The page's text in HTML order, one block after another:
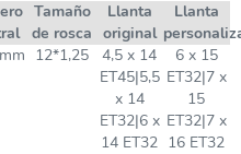
Tamaño
de rosca
Llanta
original
Llanta
12*1,25
4,5 x 14
ET45|5,5
x 14
ET32|6 x
14 ET32
6 x 15
ET32|7 x
15
ET32|7 x
16 ET32